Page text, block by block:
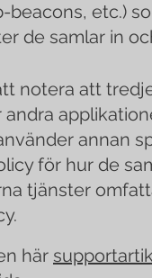
beacons, etc.)
de samlar in
notera att
annan
för hur de
tjänster
här